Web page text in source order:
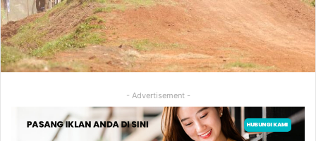
- Advertisement -